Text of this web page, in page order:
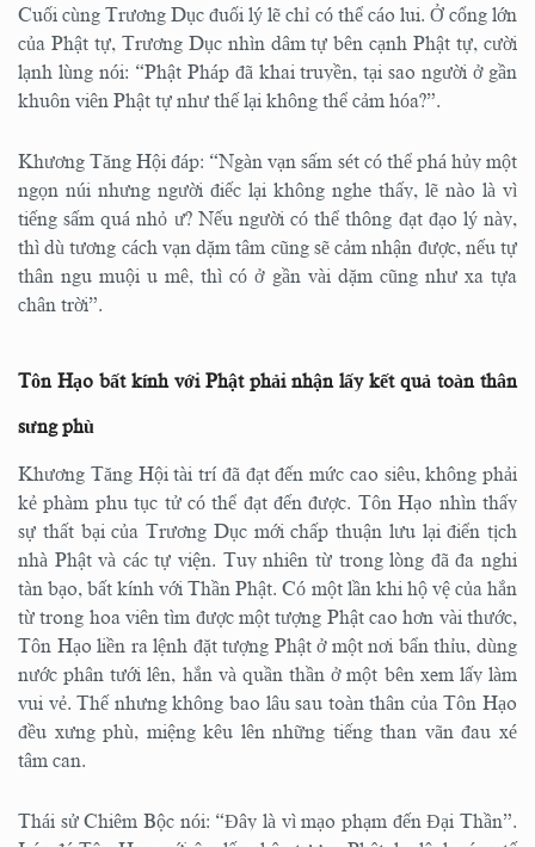
Cuối cùng Trương Dục đuối lý lẽ chỉ có thể cáo lui. Ở cổng lớn
của Phật tự, Trương Dục nhìn dâm tự bên cạnh Phật tự, cười
lạnh lùng nói: “Phật Pháp đã khai truyền, tại sao người ở gần
khuôn viên Phật tự như thế lại không thể cảm hóa?”.
Khương Tăng Hội đáp: “Ngàn vạn sấm sét có thể phá hủy một
ngọn núi nhưng người điếc lại không nghe thấy, lẽ nào là vì
tiếng sấm quá nhỏ ư? Nếu người có thể thông đạt đạo lý này,
thì dù tương cách vạn dặm tâm cũng sẽ cảm nhận được, nếu tự
thân ngu muội u mê, thì có ở gần vài dặm cũng như xa tựa
chân trời”.
Tôn Hạo bất kính với Phật phải nhận lấy kết quả toàn thân
sưng phù
Khương Tăng Hội tài trí đã đạt đến mức cao siêu, không phải
kẻ phàm phu tục tử có thể đạt đến được. Tôn Hạo nhìn thấy
sự thất bại của Trương Dục mới chấp thuận lưu lại điển tịch
nhà Phật và các tự viện. Tuy nhiên từ trong lòng đã đa nghi
tàn bạo, bất kính với Thần Phật. Có một lần khi hộ vệ của hắn
từ trong hoa viên tìm được một tượng Phật cao hơn vài thước,
Tôn Hạo liền ra lệnh đặt tượng Phật ở một nơi bẩn thỉu, dùng
nước phân tưới lên, hắn và quần thần ở một bên xem lấy làm
vui vẻ. Thế nhưng không bao lâu sau toàn thân của Tôn Hạo
đều xưng phù, miệng kêu lên những tiếng than vãn đau xé
tâm can.
Thái sử Chiêm Bộc nói: “Đây là vì mạo phạm đến Đại Thần”.